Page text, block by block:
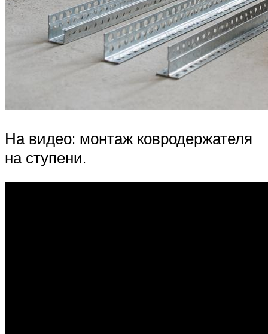
На видео: монтаж ковродержателя
на ступени.